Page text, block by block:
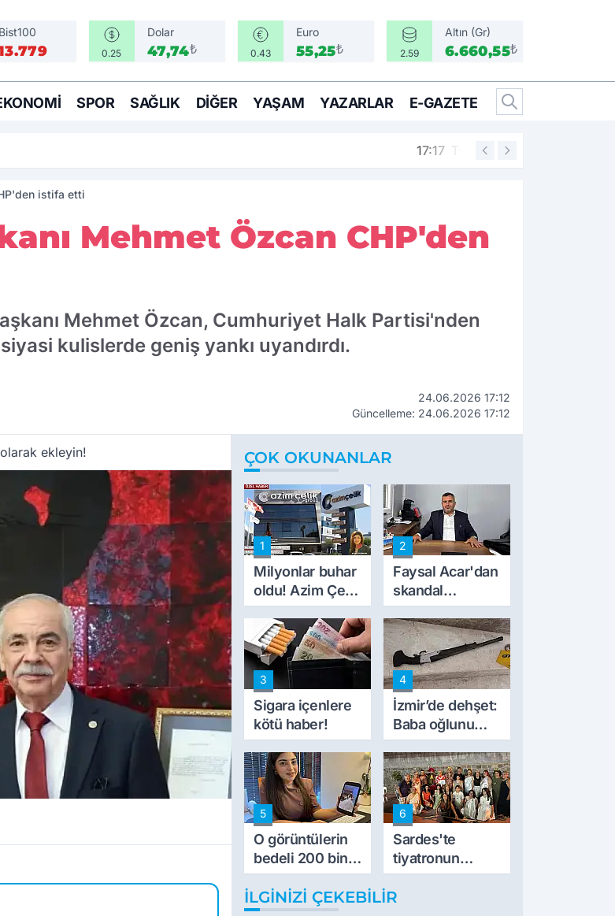
Bist100
0.25
Dolar
47,74₺ 0.43
Euro
55,25₺ 2.59
Altın (Gr)
6.660,55₺
SPOR SAĞLIK DIĞER YAŞAM YAZARLAR E-GAZETE
el sıkıştı: Üç ülkeden birine saldırı hepsine karşı kabul edilecek 16:50
istifa etti
Mehmet Özcan CHP'den
Mehmet Özcan, Cumhuriyet Halk Partisi'nden
kulislerde geniş yankı uyandırdı.
24.06.2026 17:12
Güncelleme: 24.06.2026 17:12
ekleyin! ÇOK OKUNANLAR
1
Milyonlar buhar
oldu! Azim Çelik
inşaat mağduru
ilk kez konuştu
2
Faysal Acar'dan
skandal
açıklamalar:
'Haluk Levent
peynircilerimizi
de kıskaca aldı,
müdahale ettik'
3
Sigara içenlere
kötü haber!
4
İzmir’de dehşet:
Baba oğlunu
vurdu
5
O görüntülerin
bedeli 200 bin
TL
6
Sardes'te
tiyatronun
imece ruhu
binlerce yıllık
İLGINIZI ÇEKEBILIR